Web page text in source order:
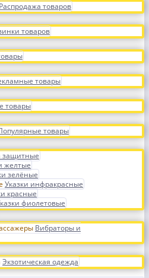
Распродажа товаров
товаров
товары
товары
товары
защитные
желтые
зелёные
Указки инфракрасные
красные
фиолетовые
Вибраторы и
Экзотическая одежда